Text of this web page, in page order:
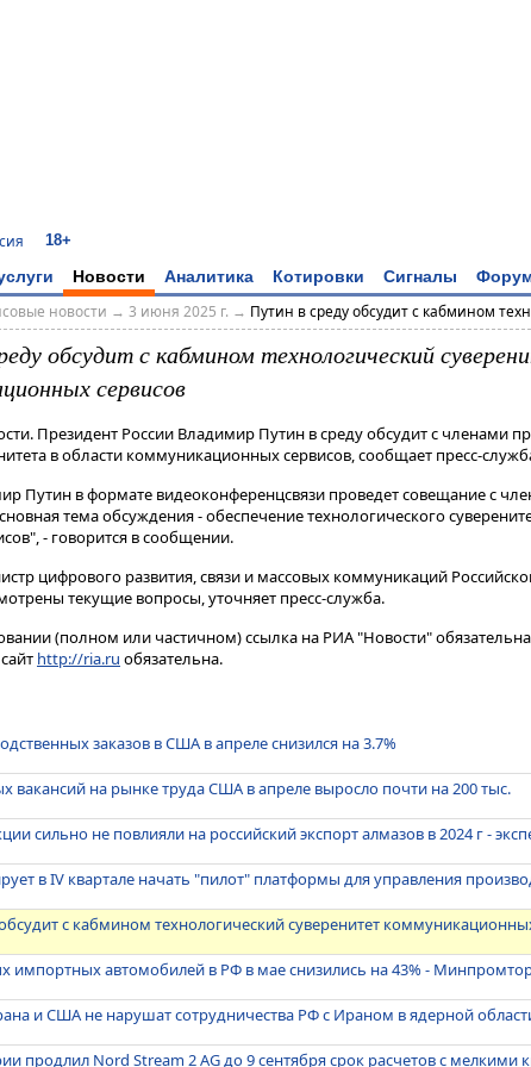
18+
Новости Аналитика Котировки Сигналы
новости → 3 июня 2025 г. → Путин в среду обсудит с кабмином
обсудит с кабмином технологический
сервисов
Президент России Владимир Путин в среду обсудит с членами
в области коммуникационных сервисов, сообщает пресс-
Путин в формате видеоконференцсвязи проведет совещание с
тема обсуждения - обеспечение технологического
- говорится в сообщении.
цифрового развития, связи и массовых коммуникаций
текущие вопросы, уточняет пресс-служба.
(полном или частичном) ссылка на РИА "Новости"
http://ria.ru обязательна.
заказов в США в апреле снизился на 3.7%
вакансий на рынке труда США в апреле выросло почти на 200 тыс.
сильно не повлияли на российский экспорт алмазов в 2024 г -
в IV квартале начать "пилот" платформы для управления
с кабмином технологический суверенитет
импортных автомобилей в РФ в мае снизились на 43% -
и США не нарушат сотрудничества РФ с Ираном в ядерной
продлил Nord Stream 2 AG до 9 сентября срок расчетов с мелкими